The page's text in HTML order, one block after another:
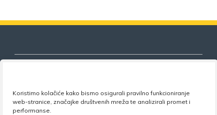
Koristimo kolačiće kako bismo osigurali pravilno funkcioniranje
web-stranice, značajke društvenih mreža te analizirali promet i
performanse.
Nezavisni sindikat znanosti i visokog
obrazovanja